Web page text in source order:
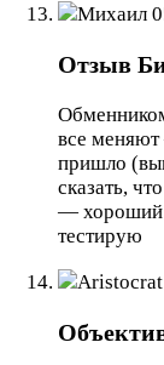
Михаил
Отзыв
все
пришло
сказать,
— хороший
тестирую
Aristocrat